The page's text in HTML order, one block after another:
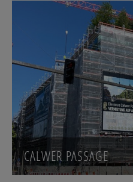
CALWER PASSAGE